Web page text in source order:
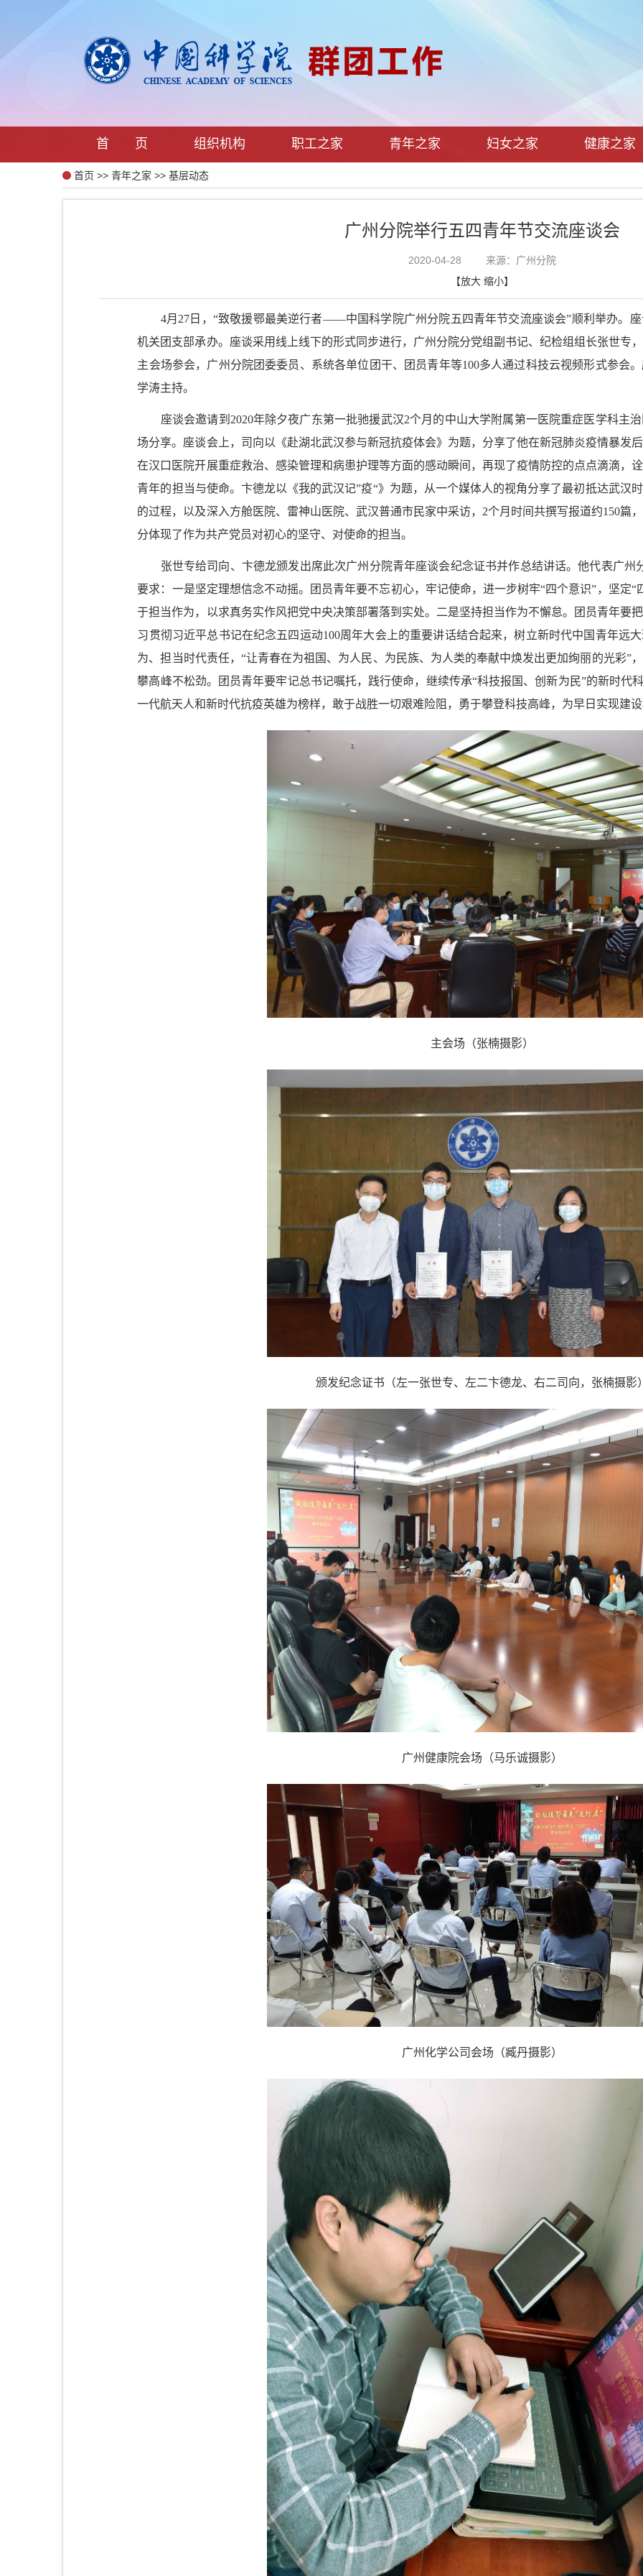
首 页 组织机构 职工之家 青年之家 妇女之家 健康之家
首页 >> 青年之家 >> 基层动态
广州分院举行五四青年节交流座谈会
2020-04-28
来源：广州分院
【放大 缩小】
4月 27 日，“致敬援鄂最美逆行者——中国科学院广州分院五四青年节交流座谈会”顺利举办。
机关团支部承办。座谈采用线上线下的形式同步进行，广州分院分党组副书记、纪检组组长张世专
主会场参会，广州分院团委委员、系统各单位团干、团员青年等100多人通过科技云视频形式参会
学涛主持。
座谈会邀请到 2020年除夕夜广东第一批驰援武汉2个月的中山大学附属第一医院重症医学科主
场分享。座谈会上，司向以《赴湖北武汉参与新冠抗疫体会》为题，分享了他在新冠肺炎疫情暴发
在汉口医院开展重症救治、感染管理和病患护理等方面的感动瞬间，再现了疫情防控的点点滴滴，
青年的担当与使命。卞德龙以《我的武汉记”疫“》为题，从一个媒体人的视角分享了最初抵达武汉
的过程，以及深入方舱医院、雷神山医院、武汉普通市民家中采访， 2个月时间共撰写报道约150篇
分体现了作为共产党员对初心的坚守、对使命的担当。
张世专给司向、卞德龙颁发出席此次广州分院青年座谈会纪念证书并作总结讲话。他代表广州
要求：一是坚定理想信念不动摇。团员青年要不忘初心，牢记使命，进一步树牢“四个意识”，坚定“
于担当作为，以求真务实作风把党中央决策部署落到实处。二是坚持担当作为不懈怠。团员青年要
习贯彻习近平总书记在纪念五四运动100周年大会上的重要讲话结合起来，树立新时代中国青年远
为、担当时代责任，“让青春在为祖国、为人民、为民族、为人类的奉献中焕发出更加绚丽的光彩”
攀高峰不松劲。团员青年要牢记总书记嘱托，践行使命，继续传承“科技报国、创新为民”的新时代
一代航天人和新时代抗疫英雄为榜样，敢于战胜一切艰难险阻，勇于攀登科技高峰，为早日实现建
主会场（张楠摄影）
颁发纪念证书（左一张世专、左二卞德龙、右二司向，张楠摄影
广州健康院会场（马乐诚摄影）
广州化学公司会场（臧丹摄影）